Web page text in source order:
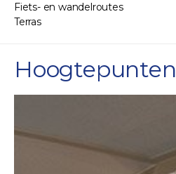
Fiets- en wandelroutes
Terras
Hoogtepunten